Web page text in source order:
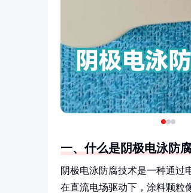
一、什么是阴极电泳防
阴极电泳防腐技术是一种通过
在直流电场驱动下，涂料颗粒